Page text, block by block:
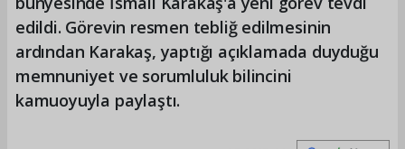
edildi. Görevin resmen tebliğ edilmesinin
ardından Karakaş, yaptığı açıklamada duyduğu
memnuniyet ve sorumluluk bilincini
kamuoyuyla paylaştı.